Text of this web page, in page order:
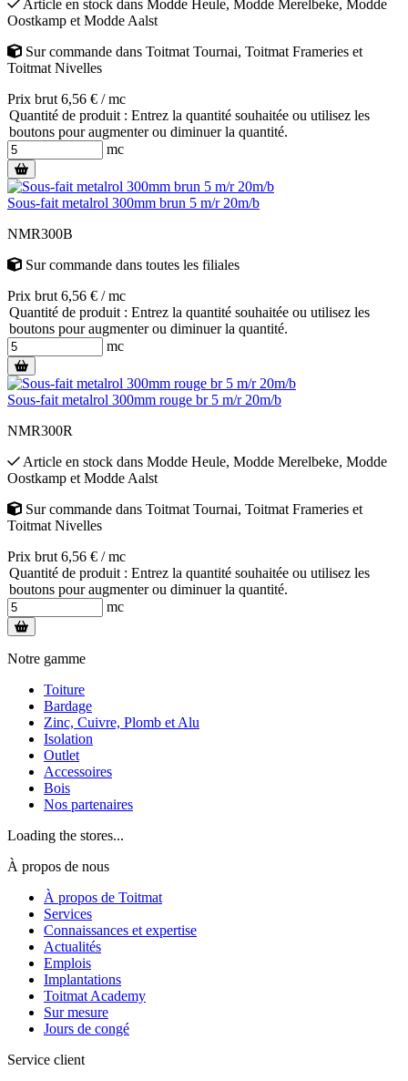
Article en stock dans Modde Heule, Modde Merelbeke, Modde
Oostkamp et Modde Aalst
Sur commande dans Toitmat Tournai, Toitmat Frameries et
Toitmat Nivelles
Prix brut 6,56 € / mc
Quantité de produit : Entrez la quantité souhaitée ou utilisez les
boutons pour augmenter ou diminuer la quantité.
mc
Sous-fait metalrol 300mm brun 5 m/r 20m/b
NMR300B
Sur commande dans toutes les filiales
Prix brut 6,56 € / mc
Quantité de produit : Entrez la quantité souhaitée ou utilisez les
boutons pour augmenter ou diminuer la quantité.
mc
Sous-fait metalrol 300mm rouge br 5 m/r 20m/b
NMR300R
Article en stock dans Modde Heule, Modde Merelbeke, Modde
Oostkamp et Modde Aalst
Sur commande dans Toitmat Tournai, Toitmat Frameries et
Toitmat Nivelles
Prix brut 6,56 € / mc
Quantité de produit : Entrez la quantité souhaitée ou utilisez les
boutons pour augmenter ou diminuer la quantité.
mc
Notre gamme
Toiture
Bardage
Zinc, Cuivre, Plomb et Alu
Isolation
Outlet
Accessoires
Bois
Nos partenaires
Loading the stores...
À propos de nous
À propos de Toitmat
Services
Connaissances et expertise
Actualités
Emplois
Implantations
Toitmat Academy
Sur mesure
Jours de congé
Service client